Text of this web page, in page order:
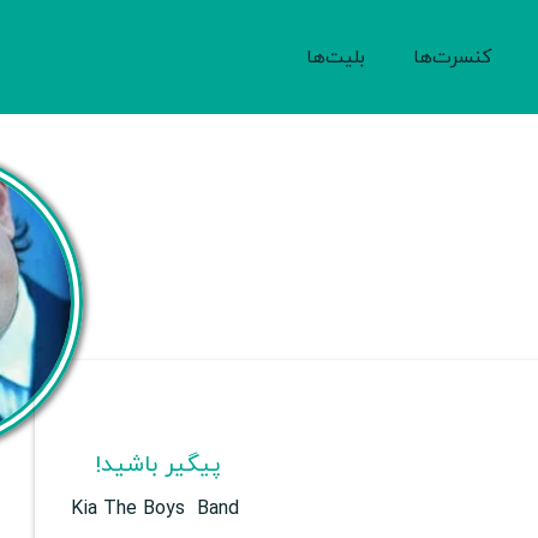
کنسرت‌ها بلیت‌ها
پیگیر باشید!
Kia The Boys Band